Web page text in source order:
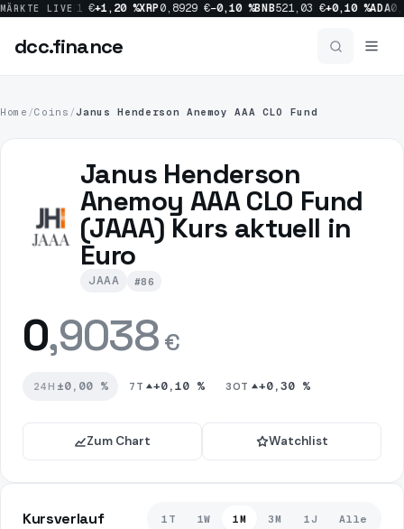
MÄRKTE LIVE
%SOL66,31 €+1,20 %XRP0,8929 €−0,10 %BNB521,03 €+0,10 %ADA
dcc.finance
Home /Coins /Janus Henderson Anemoy AAA CLO Fund
Janus Henderson
Anemoy AAA CLO Fund
(JAAA) Kurs aktuell in
Euro
JAAA #86
0,9038 €
24H ±0,00 % 7T +0,10 % 30T +0,30 %
Zum Chart Watchlist
Kursverlauf 1T 1W 1M 3M 1J Alle
dcc.finance
News
Prognosen
Sektoren